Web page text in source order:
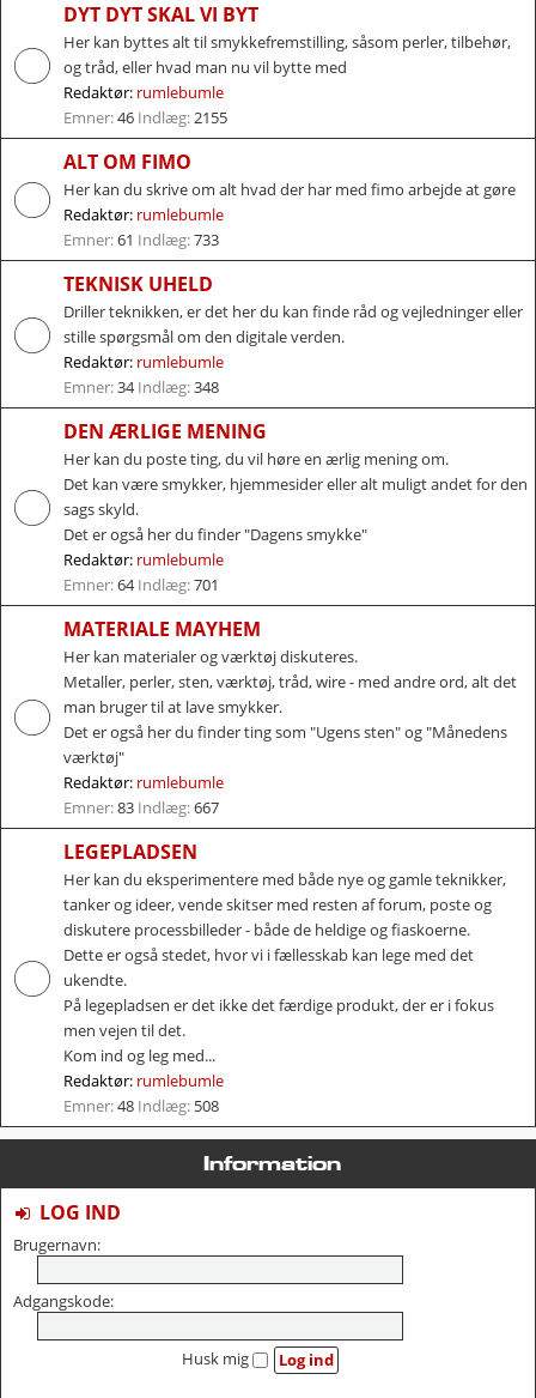
DYT DYT SKAL VI BYT
Her kan byttes alt til smykkefremstilling, såsom perler, tilbehør,
og tråd, eller hvad man nu vil bytte med
Redaktør: rumlebumle
Emner:46 Indlæg:2155
ALT OM FIMO
Her kan du skrive om alt hvad der har med fimo arbejde at gøre
Redaktør: rumlebumle
Emner:61 Indlæg:733
TEKNISK UHELD
Driller teknikken, er det her du kan finde råd og vejledninger eller
stille spørgsmål om den digitale verden.
Redaktør: rumlebumle
Emner:34Indlæg:348
DEN ÆRLIGE MENING
Her kan du poste ting, du vil høre en ærlig mening om.
Det kan være smykker, hjemmesider eller alt muligt andet for den
sags skyld.
Det er også her du finder "Dagens smykke"
Redaktør: rumlebumle
Emner:64Indlæg:701
MATERIALE MAYHEM
Her kan materialer og værktøj diskuteres.
Metaller, perler, sten, værktøj, tråd, wire - med andre ord, alt det
man bruger til at lave smykker.
Det er også her du finder ting som "Ugens sten" og "Månedens
værktøj"
Redaktør: rumlebumle
Emner:83 Indlæg:667
LEGEPLADSEN
Her kan du eksperimentere med både nye og gamle teknikker,
tanker og ideer, vende skitser med resten af forum, poste og
diskutere processbilleder - både de heldige og fiaskoerne.
Dette er også stedet, hvor vi i fællesskab kan lege med det
ukendte.
På legepladsen er det ikke det færdige produkt, der er i fokus
men vejen til det.
Kom ind og leg med...
Redaktør: rumlebumle
Emner:48 Indlæg: 508
Information
LOG IND
Brugernavn:
Adgangskode:
Husk mig